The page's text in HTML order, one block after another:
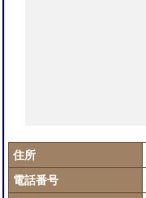
住所
電話番号